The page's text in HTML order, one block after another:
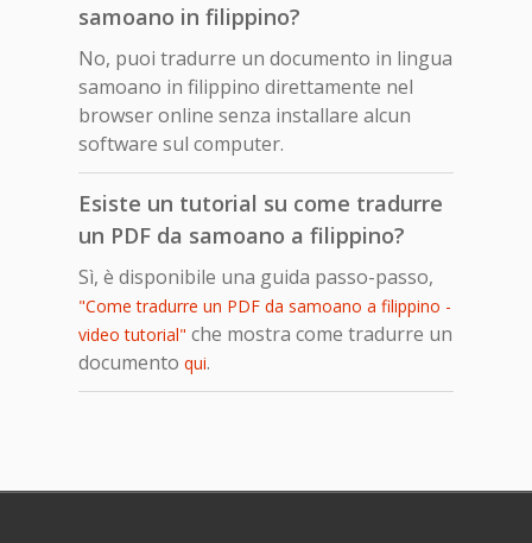
samoano in filippino?
No, puoi tradurre un documento in lingua
samoano in filippino direttamente nel
browser online senza installare alcun
software sul computer.
Esiste un tutorial su come tradurre
un PDF da samoano a filippino?
Sì, è disponibile una guida passo-passo,
"Come tradurre un PDF da samoano a filippino -
video tutorial" che mostra come tradurre un
documento qui.